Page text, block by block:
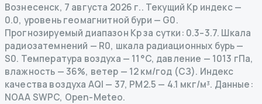
Вознесенск, 7 августа 2026 г.. Текущий Kp индекс—
0.0, уровень геомагнитной бури — G0.
Прогнозируемый диапазон Kp за сутки: 0.3–3.7. Шкала
радиозатемнений — R0, шкала радиационных бурь—
S0. Температура воздуха — 11°C, давление — 1013 гПа,
влажность — 36%, ветер — 12 км/год (СЗ). Индекс
качества воздуха AQI — 37, PM2.5 — 4.1 мкг/м³. Данные:
NOAA SWPC, Open-Meteo.